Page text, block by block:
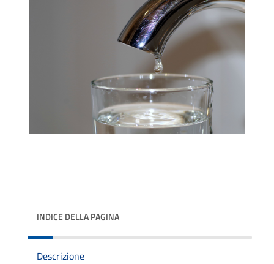
INDICE DELLA PAGINA
Descrizione